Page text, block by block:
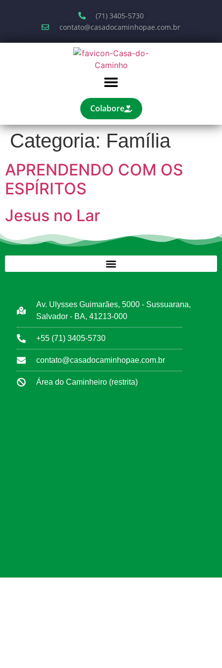
(71) 3405-5730
contato@casadocaminhopae.com.br
Colabore
Categoria: Família
APRENDENDO COM OS
ESPÍRITOS
Jesus no Lar
Av. Ulysses Guimarães, 5000 - Sussuarana,
Salvador - BA, 41213-000
+55 (71) 3405-5730
contato@casadocaminhopae.com.br
Área do Caminheiro (restrita)